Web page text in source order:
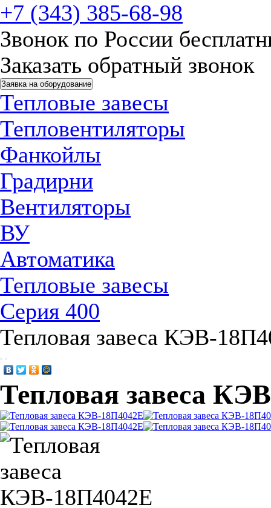
+7 (343) 385-68-98
Звонок по России
Заказать обратный звонок
Заявка на оборудование
Тепловые завесы
Тепловентиляторы
Фанкойлы
Градирни
Вентиляторы
ВУ
Автоматика
Тепловые завесы
Серия 400
Тепловая завеса КЭВ-
Тепловая завеса